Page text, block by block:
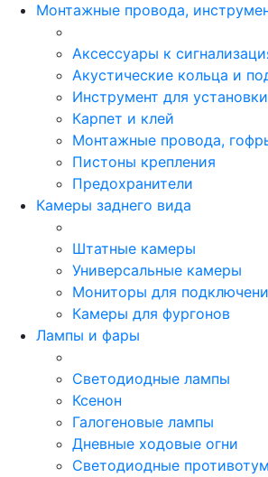
Монтажные провода,
Аксессуары к
Акустические кольца и
Инструмент для установки
Карпет и клей
Монтажные провода,
Пистоны крепления
Предохранители
Камеры заднего вида
Штатные камеры
Универсальные камеры
Мониторы для
Камеры для фургонов
Лампы и фары
Светодиодные лампы
Ксенон
Галогеновые лампы
Дневные ходовые огни
Светодиодные